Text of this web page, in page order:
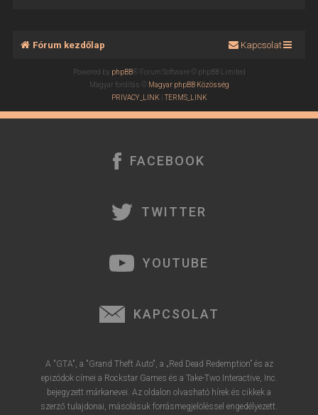
Fórum kezdőlap Kapcsolat
Powered by phpBB® Forum Software © phpBB Limited
Magyar fordítás © Magyar phpBB Közösség
PRIVACY_LINK |TERMS_LINK
FACEBOOK
TWITTER
YOUTUBE
KAPCSOLAT
A "GTA", a "Grand Theft Auto", a „Red Dead Redemption” és az
epizódok címei a Rockstar Games és a Take-Two Interactive, Inc.
bejegyzett márkanevei. Az oldalon olvasható hírek és cikkek a
szerző tulajdonai, másolásuk forrásmegjelöléssel engedélyezett.